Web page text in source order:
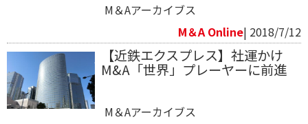
M＆Aアーカイブス
M＆A Online| 2018/7/12
【近鉄エクスプレス】社運かけ
M&A「世界」プレーヤーに前進
M＆Aアーカイブス